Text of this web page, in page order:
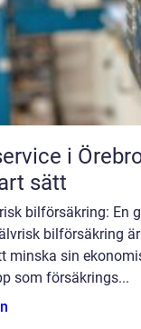
Örebro så tar du hand om bilen på
sätt
bilförsäkring: En
bilförsäkring
minska sin
som försäkrings...